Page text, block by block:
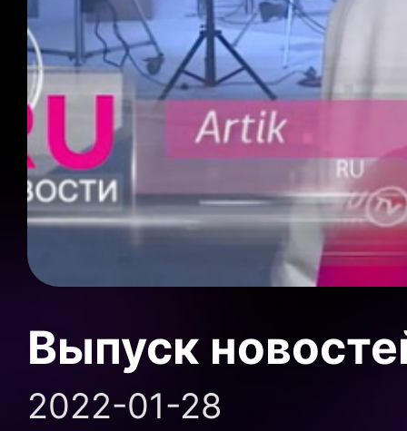
Выпуск
2022-01-28